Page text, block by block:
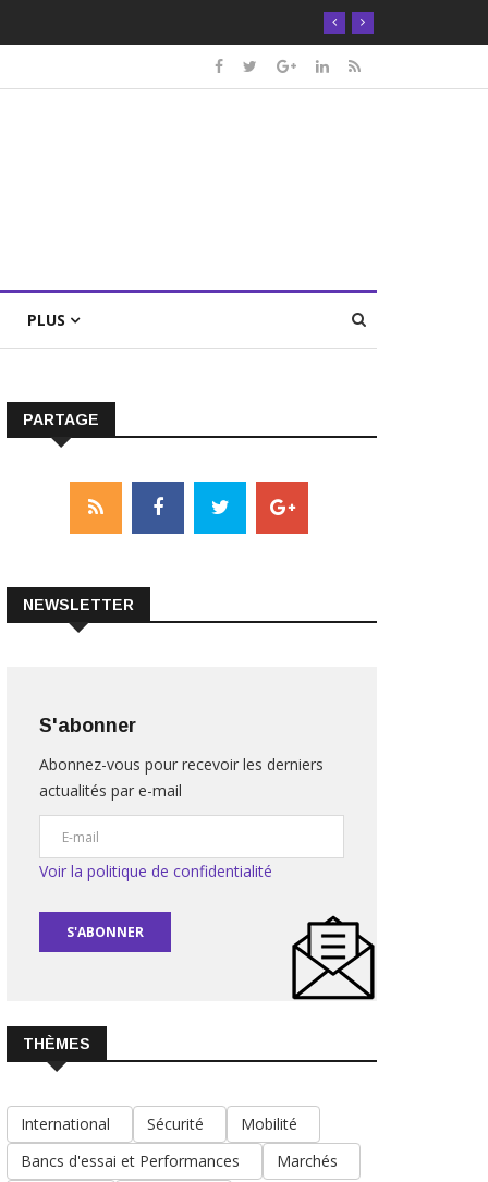
PLUS
PARTAGE
NEWSLETTER
S'abonner
Abonnez-vous pour recevoir les derniers
actualités par e-mail
Voir la politique de confidentialité
S'ABONNER
THÈMES
International Sécurité
Mobilité
Bancs d'essai et Performances
Marchés